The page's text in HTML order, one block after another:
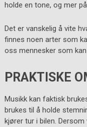
holde en tone, og mer
Det er vanskelig å vite
finnes noen arter som
oss mennesker som
PRAKTISKE
Musikk kan faktisk
brukes til å holde
kjører tur i bilen.